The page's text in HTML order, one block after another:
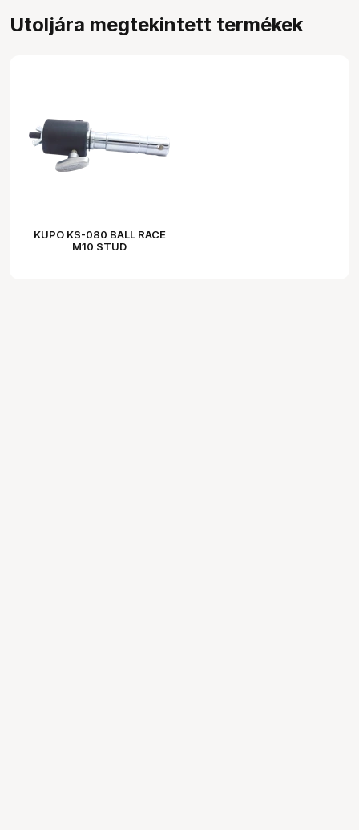
Utoljára megtekintett termékek
KUPO KS-080 BALL RACE
M10 STUD